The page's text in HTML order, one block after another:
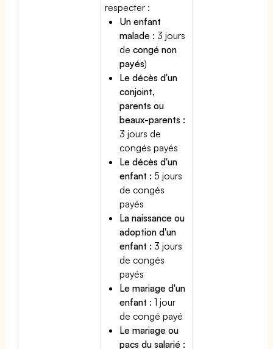
respecter :
Un enfant
malade : 3 jours
decongé non
payés)
Le décès d'un
conjoint,
parents ou
beaux-parents :
3 jours de
congés payés
Le décès d'un
enfant : 5 jours
de congés
payés
La naissance ou
adoption d'un
enfant : 3 jours
de congés
payés
Le mariage d'un
enfant : 1 jour
de congé payé
Le mariage ou
pacs du salarié :